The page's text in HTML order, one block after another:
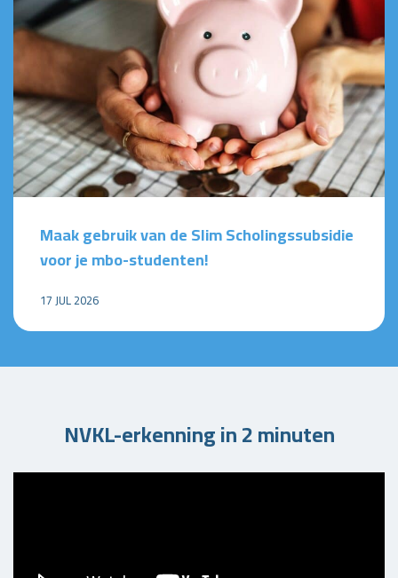
Maak gebruik van de Slim Scholingssubsidie
voor je mbo-studenten!
17 JUL 2026
NVKL-erkenning in 2 minuten